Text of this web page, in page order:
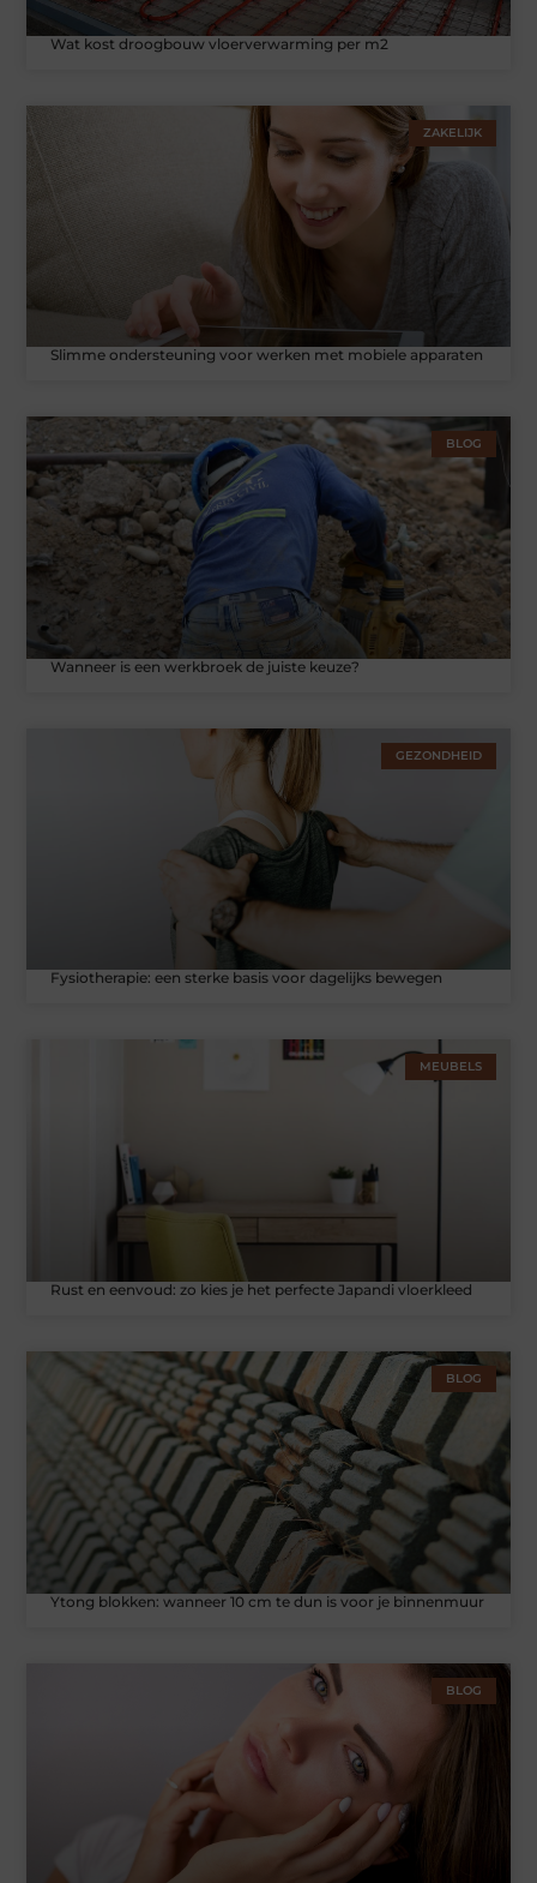
Wat kost droogbouw vloerverwarming per m2
ZAKELIJK
Slimme ondersteuning voor werken met mobiele apparaten
BLOG
Wanneer is een werkbroek de juiste keuze?
GEZONDHEID
Fysiotherapie: een sterke basis voor dagelijks bewegen
MEUBELS
Rust en eenvoud: zo kies je het perfecte Japandi vloerkleed
BLOG
Ytong blokken: wanneer 10 cm te dun is voor je binnenmuur
BLOG